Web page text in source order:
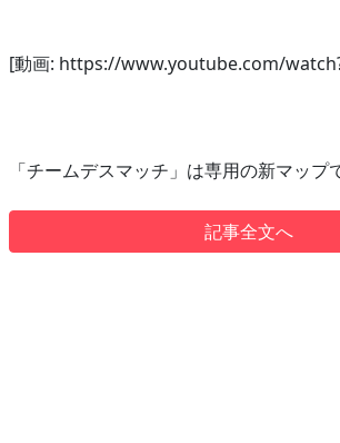
[動画: https://www.youtube.com/
「チームデスマッチ」は専用の新マップ
記事全文へ